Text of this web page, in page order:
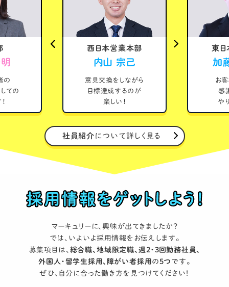
の
ての
西日本営業本部
内山 宗己
意見交換をしながら
目標達成するのが
楽しい！
東日
加
お
感
や
社員紹介 について詳しく見る
マーキュリーに、興味が出てきましたか？
では、いよいよ採用情報をお伝えします。
募集項目は、 総合職、地域限定職、週2・3回勤務社員、
外国人・留学生採用、障がい者採用の 5つ です。
ぜひ、自分に合った働き方を見つけてください！